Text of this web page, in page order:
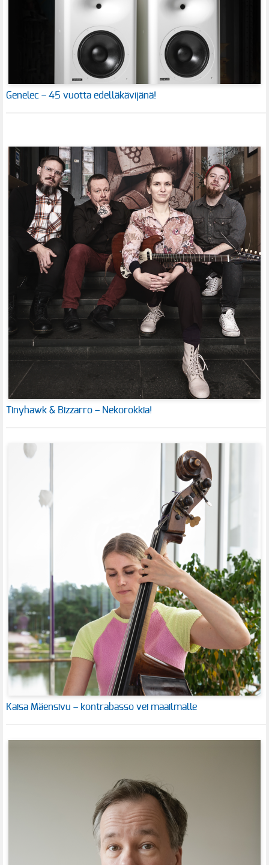
Genelec – 45 vuotta edelläkävijänä!
Tinyhawk & Bizzarro – Nekorokkia!
Kaisa Mäensivu – kontrabasso vei maailmalle